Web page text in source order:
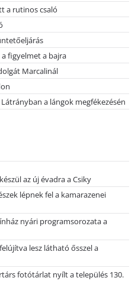
a rutinos csaló
figyelmet a bajra
Marcalinál
a lángok megfékezésén
az új évadra a Csiky
lépnek fel a kamarazenei
nyári programsorozata a
lesz látható ősszel a
fotótárlat nyílt a település 130.